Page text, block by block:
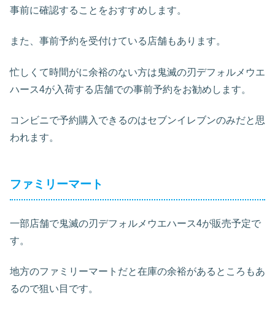
事前に確認することをおすすめします。
また、事前予約を受付けている店舗もあります。
忙しくて時間がに余裕のない方は鬼滅の刃デフォルメウエ
ハース4が入荷する店舗での事前予約をお勧めします。
コンビニで予約購入できるのはセブンイレブンのみだと思
われます。
ファミリーマート
一部店舗で鬼滅の刃デフォルメウエハース4が販売予定で
す。
地方のファミリーマートだと在庫の余裕があるところもあ
るので狙い目です。